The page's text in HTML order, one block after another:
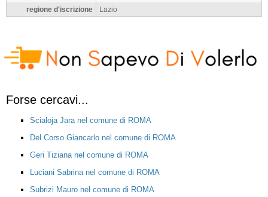
regione d'iscrizione
Lazio
Forse cercavi...
Scialoja Jara nel comune di ROMA
Del Corso Giancarlo nel comune di ROMA
Geri Tiziana nel comune di ROMA
Luciani Sabrina nel comune di ROMA
Subrizi Mauro nel comune di ROMA